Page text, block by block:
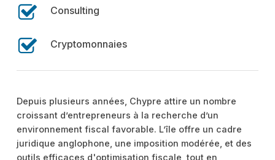
Consulting
Cryptomonnaies
Depuis plusieurs années, Chypre attire un nombre
croissant d’entrepreneurs à la recherche d’un
environnement fiscal favorable. L’île offre un cadre
juridique anglophone, une imposition modérée, et des
outils efficaces d'optimisation fiscale, tout en